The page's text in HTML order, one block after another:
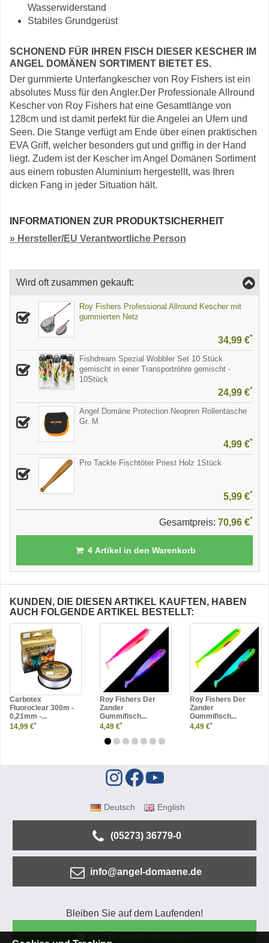
Wasserwiderstand
Stabiles Grundgerüst
SCHONEND FÜR IHREN FISCH DIESER KESCHER IM
ANGEL DOMÄNEN SORTIMENT BIETET ES.
Der gummierte Unterfangkescher von Roy Fishers ist ein
absolutes Muss für den Angler.Der Professionale Allround
Kescher von Roy Fishers hat eine Gesamtlänge von
128cm und ist damit perfekt für die Angelei an Ufern und
Seen. Die Stange verfügt am Ende über einen praktischen
EVA Griff, welcher besonders gut und griffig in der Hand
liegt. Zudem ist der Kescher im Angel Domänen Sortiment
aus einem robusten Aluminium hergestellt, was Ihren
dicken Fang in jeder Situation hält.
INFORMATIONEN ZUR PRODUKTSICHERHEIT
» Hersteller/EU Verantwortliche Person
Wird oft zusammen gekauft:
Roy Fishers Professional Allround Kescher mit
gummierten Netz
34,99 €*
Fishdream Spezial Wobbler Set 10 Stück
gemischt in einer Transportröhre gemischt -
10Stück
24,99 €*
Angel Domäne Protection Neopren Rollentasche
Gr. M
4,99 €*
Pro Tackle Fischtöter Priest Holz 1Stück
5,99 €*
Gesamtpreis: 70,96 €*
4Artikel in den Warenkorb
KUNDEN, DIE DIESEN ARTIKEL KAUFTEN, HABEN
AUCH FOLGENDE ARTIKEL BESTELLT:
Carbotex
Fluoroclear 300m -
0,21mm -...
14,99 €*
Roy Fishers Der
Zander
Gummifisch...
4,49 €*
Roy Fishers Der
Zander
Gummifisch...
4,49 €*
Deutsch English
(05273) 36779-0
info@angel-domaene.de
Bleiben Sie auf dem Laufenden!